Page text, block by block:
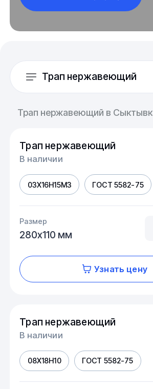
Трап нержавеющий
Трап нержавеющий в
Трап нержавеющий
В наличии
03Х16Н15М3 ГОСТ 5582-75
Размер
280х110 мм
Узнать цену
Трап нержавеющий
В наличии
08Х18Н10 ГОСТ 5582-75